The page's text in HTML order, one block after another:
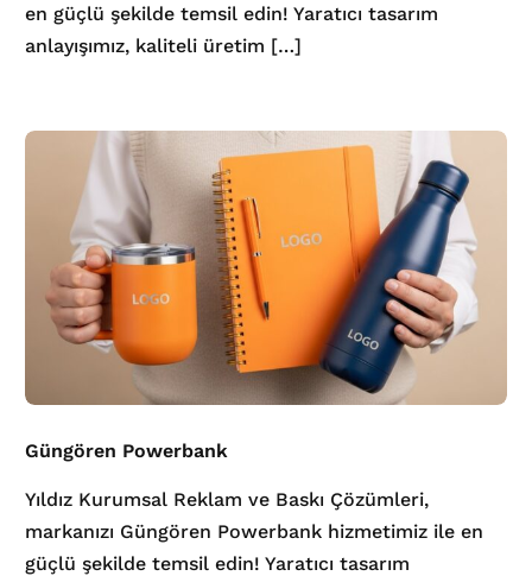
en güçlü şekilde temsil edin! Yaratıcı tasarım
anlayışımız, kaliteli üretim […]
Güngören Powerbank
Yıldız Kurumsal Reklam ve Baskı Çözümleri,
markanızı Güngören Powerbank hizmetimiz ile en
güçlü şekilde temsil edin! Yaratıcı tasarım